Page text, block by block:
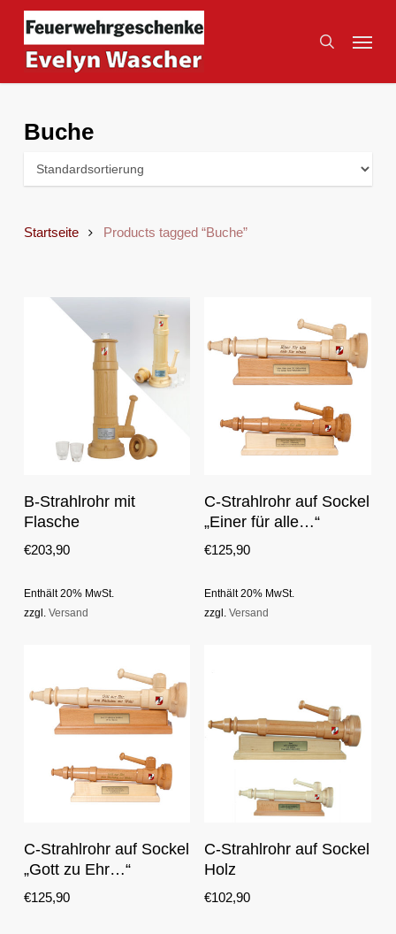
Skip
main
content
search
Menu
Buche
Startseite Products tagged “Buche”
Optionen Auswählen
product
has
multiple
variants.
options
may
the
product
B-Strahlrohr mit
Flasche
€203,90
Enthält 20% MwSt.
zzgl. Versand
Optionen Auswählen
product
has
multiple
variants.
options
may
product
page
C-Strahlrohr auf Sockel
„Einer für alle…“
€125,90
Enthält 20% MwSt.
zzgl.Versand
Optionen Auswählen
product
has
multiple
variants.
C-Strahlrohr auf Sockel
„Gott zu Ehr…“
€125,90
Optionen Auswählen
product
has
multiple
variants.
C-Strahlrohr auf Sockel
Holz
€102,90